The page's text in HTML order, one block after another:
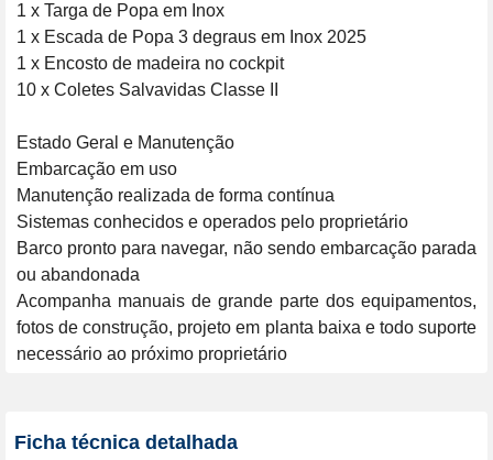
1 x Targa de Popa em Inox
1 x Escada de Popa 3 degraus em Inox 2025
1 x Encosto de madeira no cockpit
10 x Coletes Salvavidas Classe II
Estado Geral e Manutenção
Embarcação em uso
Manutenção realizada de forma contínua
Sistemas conhecidos e operados pelo proprietário
Barco pronto para navegar, não sendo embarcação parada
ou abandonada
Acompanha manuais de grande parte dos equipamentos,
fotos de construção, projeto em planta baixa e todo suporte
necessário ao próximo proprietário
Ficha técnica detalhada